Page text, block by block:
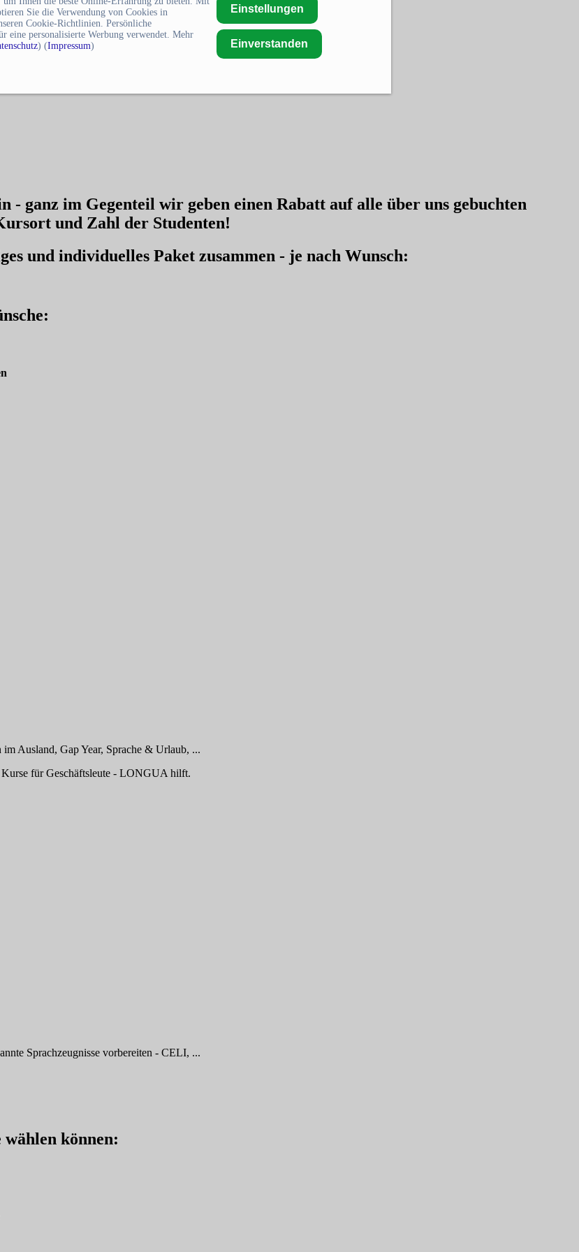
Sie die Verwendung von Cookies in
Cookie-Richtlinien. Persönliche
eine personalisierte Werbung verwendet. Mehr
) (Impressum)
Einstellungen
Einverstanden
- ganz im Gegenteil wir geben einen Rabatt auf alle über uns gebuchten
und Zahl der Studenten!
und individuelles Paket zusammen - je nach Wunsch:
Ausland, Gap Year, Sprache & Urlaub, ...
Kurse für Geschäftsleute - LONGUA hilft.
Sprachzeugnisse vorbereiten - CELI, ...
wählen können: